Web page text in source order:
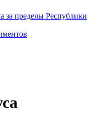
за пределы Республики